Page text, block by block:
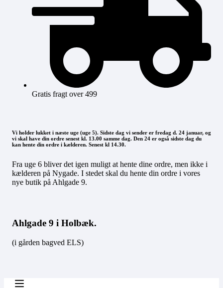
Gratis fragt over 499
Vi holder lukket i næste uge (uge 5). Sidste dag vi sender er fredag d. 24 januar, og
vi skal have din ordre senest kl. 13.00 samme dag. Den 24 er også sidste dag du
kan hente din ordre i kælderen. Senest kl 14.30.
Fra uge 6 bliver det igen muligt at hente dine ordre, men ikke i
kælderen på Nygade. I stedet skal du hente din ordre i vores
nye butik på Ahlgade 9.
Ahlgade 9 i Holbæk.
(i gården bagved ELS)